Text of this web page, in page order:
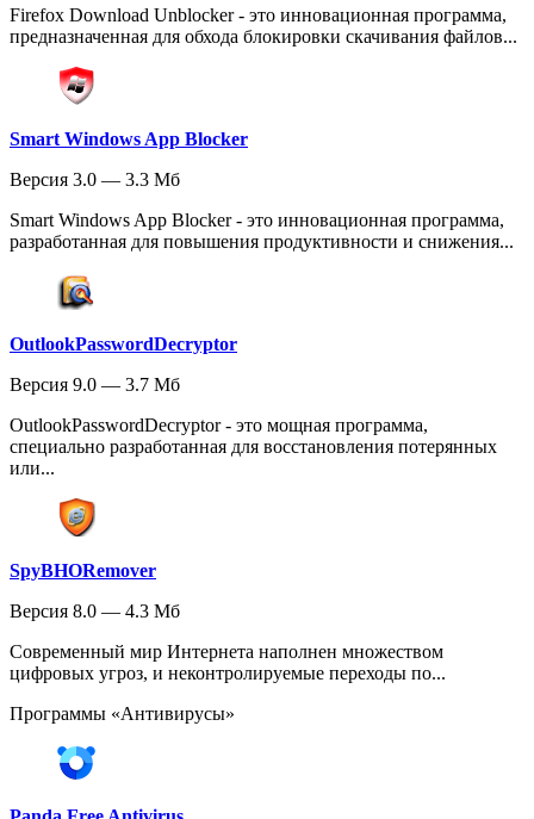
Firefox Download Unblocker - это инновационная программа,
предназначенная для обхода блокировки скачивания файлов...
Smart Windows App Blocker
Версия 3.0 — 3.3 Мб
Smart Windows App Blocker - это инновационная программа,
разработанная для повышения продуктивности и снижения...
OutlookPasswordDecryptor
Версия 9.0 — 3.7 Мб
OutlookPasswordDecryptor - это мощная программа,
специально разработанная для восстановления потерянных
или...
SpyBHORemover
Версия 8.0 — 4.3 Мб
Современный мир Интернета наполнен множеством
цифровых угроз, и неконтролируемые переходы по...
Программы «Антивирусы»